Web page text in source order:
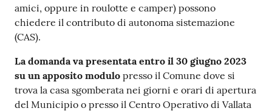
amici, oppure in roulotte e camper) possono
chiedere il contributo di autonoma sistemazione
(CAS).
La domanda va presentata entro il 30 giugno 2023
su un apposito modulo presso il Comune dove si
trova la casa sgomberata nei giorni e orari di apertura
del Municipio o presso il Centro Operativo di Vallata